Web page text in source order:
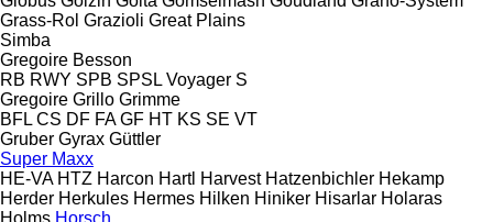
Grass-Rol Grazioli Great Plains
Simba
Gregoire Besson
RB RWY SPB SPSL Voyager S
Gregoire Grillo Grimme
BFL CS DF FA GF HT KS SE VT
Gruber Gyrax Güttler
Super Maxx
HE-VA HTZ Harcon Hartl Harvest Hatzenbichler Hekamp
Herder Herkules Hermes Hilken Hiniker Hisarlar Holaras
Holms Horsch